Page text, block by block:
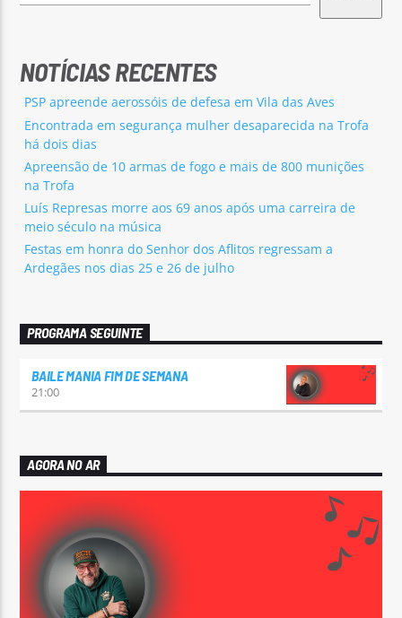
NOTÍCIAS RECENTES
PSP apreende aerossóis de defesa em Vila das Aves
Encontrada em segurança mulher desaparecida na Trofa
há dois dias
Apreensão de 10 armas de fogo e mais de 800 munições
na Trofa
Luís Represas morre aos 69 anos após uma carreira de
meio século na música
Festas em honra do Senhor dos Aflitos regressam a
Ardegães nos dias 25 e 26 de julho
PROGRAMA SEGUINTE
BAILE MANIA FIM DE SEMANA
21:00
AGORA NO AR